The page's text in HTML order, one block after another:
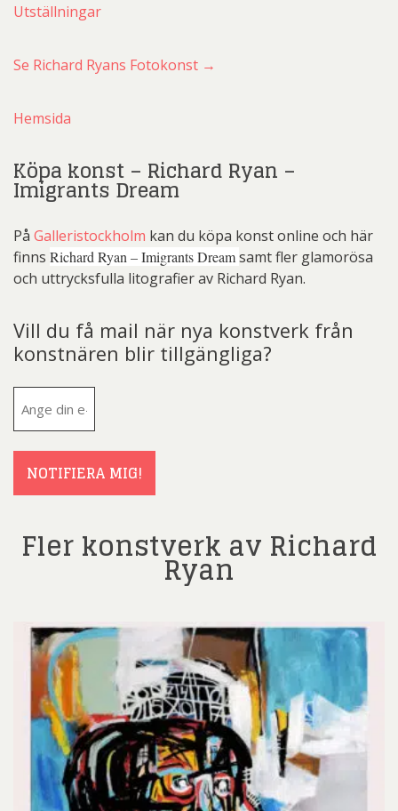
Utställningar
Se Richard Ryans Fotokonst →
Hemsida
Köpa konst – Richard Ryan –
Imigrants Dream
På Galleristockholm kan du köpa konst online och här
finns Richard Ryan – Imigrants Dreamsamt fler glamorösa
och uttrycksfulla litografier av Richard Ryan.
Vill du få mail när nya konstverk från
konstnären blir tillgängliga?
NOTIFIERA MIG!
Fler konstverk av Richard
Ryan